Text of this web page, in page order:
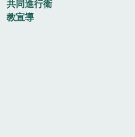
共同進行衛
教宣導